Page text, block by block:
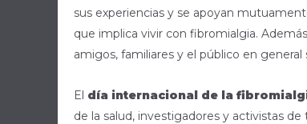
sus experiencias y se apoyan
que implica vivir con fibromialgia.
amigos, familiares y el público en
El día internacional de la
de la salud, investigadores y activistas